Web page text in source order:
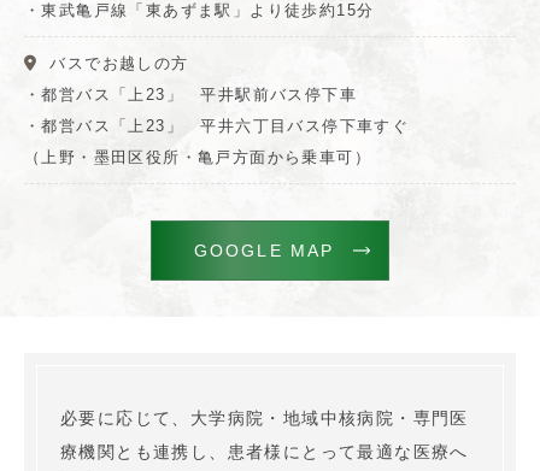
・東武亀戸線「東あずま駅」より徒歩約15分
バスでお越しの方
・都営バス「上23」 平井駅前バス停下車
・都営バス「上23」 平井六丁目バス停下車すぐ
（上野・墨田区役所・亀戸方面から乗車可）
GOOGLE MAP
必要に応じて、大学病院・地域中核病院・専門医
療機関とも連携し、患者様にとって最適な医療へ